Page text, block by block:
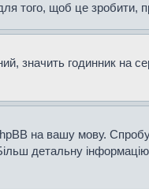
того, щоб це зробити,
значить годинник на
на вашу мову.
детальну